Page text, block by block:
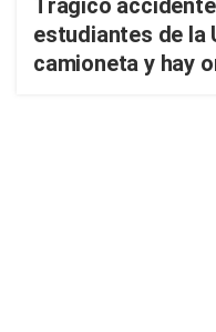
Trágico
estudiantes de la
camioneta y hay